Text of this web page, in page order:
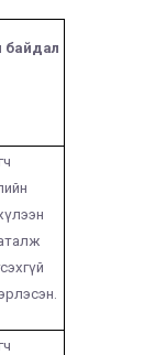
байдал
бодлого”-ын
зохион